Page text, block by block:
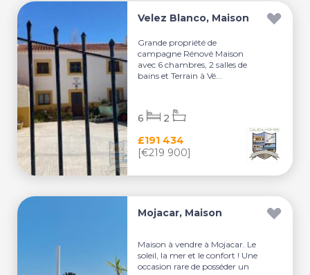
Velez Blanco, Maison
Grande propriété de
campagne Rénové Maison
avec 6 chambres, 2 salles de
bains et Terrain à Vé...
£191 434
[€219 900]
6 2
Mojacar, Maison
Maison à vendre à Mojacar. Le
soleil, la mer et le confort ! Une
occasion rare de posséder un